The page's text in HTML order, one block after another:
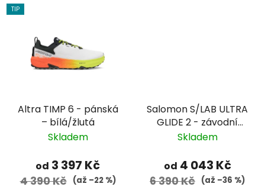
TIP
Altra TIMP 6 - pánská
– bílá/žlutá
Skladem
od 3 397 Kč
4 390 Kč (až –22 %)
Salomon S/LAB ULTRA
GLIDE 2 - závodní
trailová běžecká bota
Skladem
od 4 043 Kč
6 390 Kč (až –36 %)